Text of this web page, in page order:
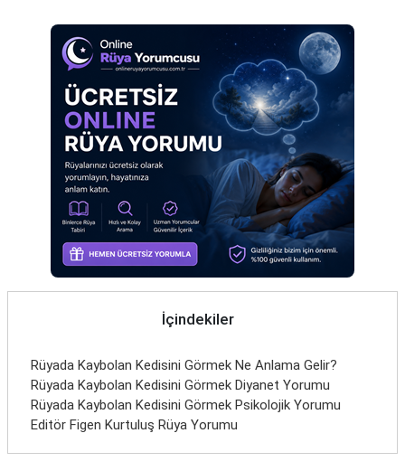
İletişim
İçindekiler
Rüyada Kaybolan Kedisini Görmek Ne Anlama Gelir?
Rüyada Kaybolan Kedisini Görmek Diyanet Yorumu
Rüyada Kaybolan Kedisini Görmek Psikolojik Yorumu
Editör Figen Kurtuluş Rüya Yorumu